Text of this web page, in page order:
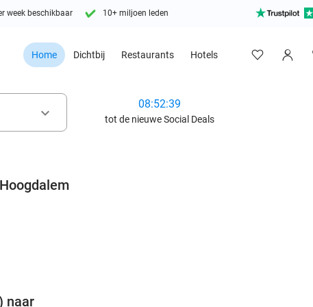
week beschikbaar 10+ miljoen leden
Home Dichtbij Restaurants Hotels
keyboard_arrow_down
08:52:37
tot de nieuwe Social Deals
naar